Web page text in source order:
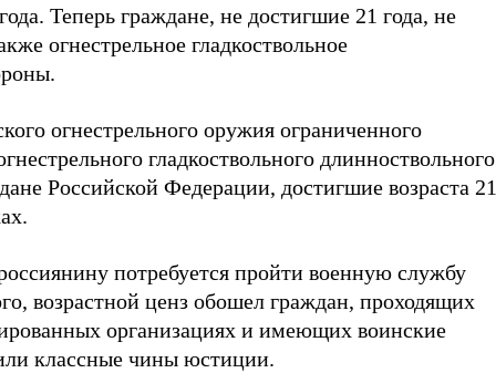
Теперь граждане, не достигшие 21 года, не
огнестрельное гладкоствольное
огнестрельного оружия ограниченного
гладкоствольного длинноствольного
Российской Федерации, достигшие возраста 21
потребуется пройти военную службу
возрастной ценз обошел граждан, проходящих
организациях и имеющих воинские
классные чины юстиции.